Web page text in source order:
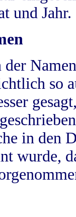
und Jahr.
der
so
in
wurde,